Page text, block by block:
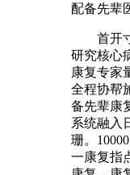
配备先辈
首开寸
研究核心
康复专家
全程协帮
备先辈康
系统融入
珊。
一康复指